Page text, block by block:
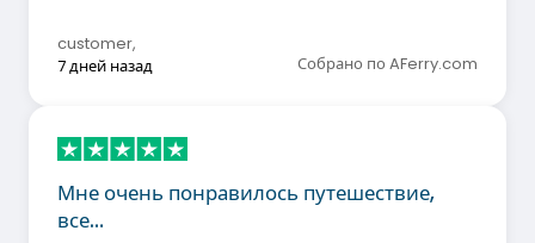
customer,
7 дней назад
Собрано по AFerry.com
Мне очень понравилось путешествие,
все…